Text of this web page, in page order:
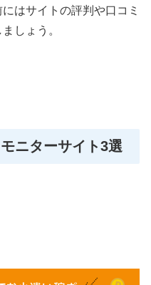
はサイトの評判や口コミ
しょう。
ニターサイト3選